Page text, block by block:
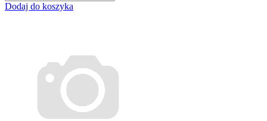
Dodaj do koszyka